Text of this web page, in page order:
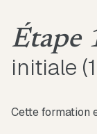
Étape
initiale
Cette formation